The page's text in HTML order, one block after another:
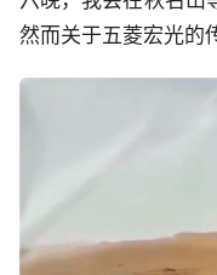
然而关于五菱宏光的